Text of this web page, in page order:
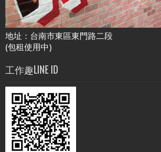
地址：台南市東區東門路二段
(包租使用中)
工作趣LINE ID